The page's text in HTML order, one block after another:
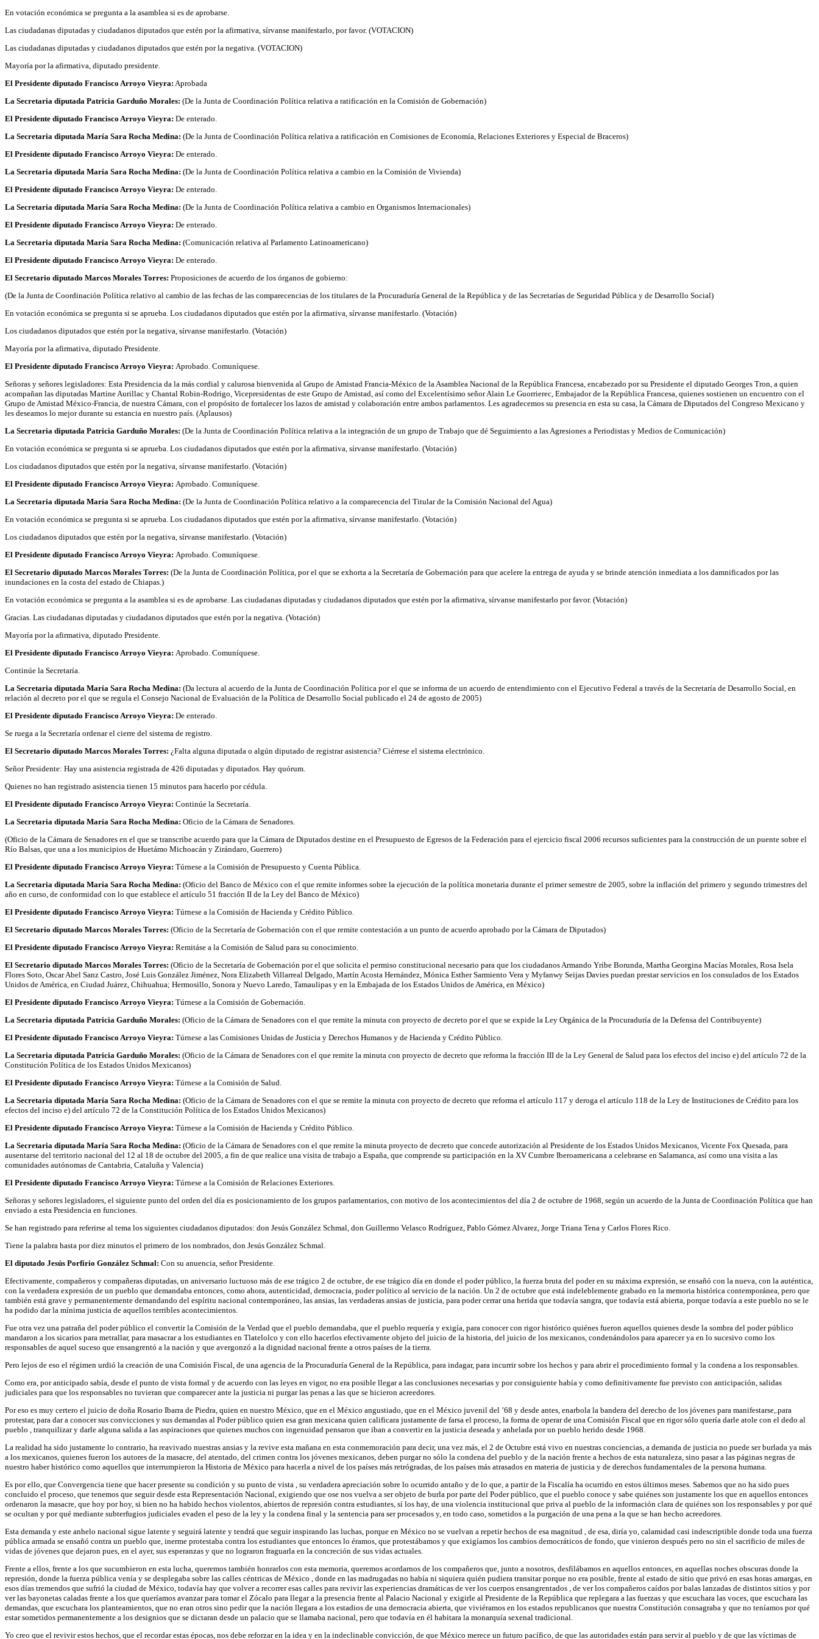
En votación económica se pregunta a la asamblea si es de aprobarse.
Las ciudadanas diputadas y ciudadanos diputados que estén por la afirmativa, sírvanse manifestarlo, por favor. (VOTACION)
Las ciudadanas diputadas y ciudadanos diputados que estén por la negativa. (VOTACION)
Mayoría por la afirmativa, diputado presidente.
El Presidente diputado Francisco Arroyo Vieyra: Aprobada
La Secretaria diputada Patricia Garduño Morales: (De la Junta de Coordinación Política relativa a ratificación en la Comisión de Gobernación)
El Presidente diputado Francisco Arroyo Vieyra: De enterado.
La Secretaria diputada María Sara Rocha Medina: (De la Junta de Coordinación Política relativa a ratificación en Comisiones de Economía, Relaciones Exteriores y Especial de Braceros)
El Presidente diputado Francisco Arroyo Vieyra: De enterado.
La Secretaria diputada María Sara Rocha Medina: (De la Junta de Coordinación Política relativa a cambio en la Comisión de Vivienda)
El Presidente diputado Francisco Arroyo Vieyra: De enterado.
La Secretaria diputada María Sara Rocha Medina: (De la Junta de Coordinación Política relativa a cambio en Organismos Internacionales)
El Presidente diputado Francisco Arroyo Vieyra: De enterado.
La Secretaria diputada María Sara Rocha Medina: (Comunicación relativa al Parlamento Latinoamericano)
El Presidente diputado Francisco Arroyo Vieyra: De enterado.
El Secretario diputado Marcos Morales Torres: Proposiciones de acuerdo de los órganos de gobierno:
(De la Junta de Coordinación Política relativo al cambio de las fechas de las comparecencias de los titulares de la Procuraduría General de la República y de las Secretarías de Seguridad Pública y de Desarrollo Social)
En votación económica se pregunta si se aprueba. Los ciudadanos diputados que estén por la afirmativa, sírvanse manifestarlo. (Votación)
Los ciudadanos diputados que estén por la negativa, sírvanse manifestarlo. (Votación)
Mayoría por la afirmativa, diputado Presidente.
El Presidente diputado Francisco Arroyo Vieyra: Aprobado. Comuníquese.
Señoras y señores legisladores: Esta Presidencia da la más cordial y calurosa bienvenida al Grupo de Amistad Francia-México de la Asamblea Nacional de la República Francesa, encabezado por su Presidente el diputado Georges Tron, a quien
acompañan las diputadas Martine Aurillac y Chantal Robin-Rodrigo, Vicepresidentas de este Grupo de Amistad, así como del Excelentísimo señor Alain Le Guorrierec, Embajador de la República Francesa, quienes sostienen un encuentro con el
Grupo de Amistad México-Francia, de nuestra Cámara, con el propósito de fortalecer los lazos de amistad y colaboración entre ambos parlamentos. Les agradecemos su presencia en esta su casa, la Cámara de Diputados del Congreso Mexicano y
les deseamos lo mejor durante su estancia en nuestro país. (Aplausos)
La Secretaria diputada Patricia Garduño Morales: (De la Junta de Coordinación Política relativa a la integración de un grupo de Trabajo que dé Seguimiento a las Agresiones a Periodistas y Medios de Comunicación)
En votación económica se pregunta si se aprueba. Los ciudadanos diputados que estén por la afirmativa, sírvanse manifestarlo. (Votación)
Los ciudadanos diputados que estén por la negativa, sírvanse manifestarlo. (Votación)
El Presidente diputado Francisco Arroyo Vieyra: Aprobado. Comuníquese.
La Secretaria diputada María Sara Rocha Medina: (De la Junta de Coordinación Política relativo a la comparecencia del Titular de la Comisión Nacional del Agua)
En votación económica se pregunta si se aprueba. Los ciudadanos diputados que estén por la afirmativa, sírvanse manifestarlo. (Votación)
Los ciudadanos diputados que estén por la negativa, sírvanse manifestarlo. (Votación)
El Presidente diputado Francisco Arroyo Vieyra: Aprobado. Comuníquese.
El Secretario diputado Marcos Morales Torres: (De la Junta de Coordinación Política, por el que se exhorta a la Secretaría de Gobernación para que acelere la entrega de ayuda y se brinde atención inmediata a los damnificados por las
inundaciones en la costa del estado de Chiapas.)
En votación económica se pregunta a la asamblea si es de aprobarse. Las ciudadanas diputadas y ciudadanos diputados que estén por la afirmativa, sírvanse manifestarlo por favor. (Votación)
Gracias. Las ciudadanas diputadas y ciudadanos diputados que estén por la negativa. (Votación)
Mayoría por la afirmativa, diputado Presidente.
El Presidente diputado Francisco Arroyo Vieyra: Aprobado. Comuníquese.
Continúe la Secretaría.
La Secretaria diputada María Sara Rocha Medina: (Da lectura al acuerdo de la Junta de Coordinación Política por el que se informa de un acuerdo de entendimiento con el Ejecutivo Federal a través de la Secretaría de Desarrollo Social, en
relación al decreto por el que se regula el Consejo Nacional de Evaluación de la Política de Desarrollo Social publicado el 24 de agosto de 2005)
El Presidente diputado Francisco Arroyo Vieyra: De enterado.
Se ruega a la Secretaría ordenar el cierre del sistema de registro.
El Secretario diputado Marcos Morales Torres: ¿Falta alguna diputada o algún diputado de registrar asistencia? Ciérrese el sistema electrónico.
Señor Presidente: Hay una asistencia registrada de 426 diputadas y diputados. Hay quórum.
Quienes no han registrado asistencia tienen 15 minutos para hacerlo por cédula.
El Presidente diputado Francisco Arroyo Vieyra: Continúe la Secretaría.
La Secretaria diputada María Sara Rocha Medina: Oficio de la Cámara de Senadores.
(Oficio de la Cámara de Senadores en el que se transcribe acuerdo para que la Cámara de Diputados destine en el Presupuesto de Egresos de la Federación para el ejercicio fiscal 2006 recursos suficientes para la construcción de un puente sobre el
Río Balsas, que una a los municipios de Huetámo Michoacán y Zirándaro, Guerrero)
El Presidente diputado Francisco Arroyo Vieyra: Túrnese a la Comisión de Presupuesto y Cuenta Pública.
La Secretaria diputada María Sara Rocha Medina: (Oficio del Banco de México con el que remite informes sobre la ejecución de la política monetaria durante el primer semestre de 2005, sobre la inflación del primero y segundo trimestres del
año en curso, de conformidad con lo que establece el artículo 51 fracción II de la Ley del Banco de México)
El Presidente diputado Francisco Arroyo Vieyra: Túrnese a la Comisión de Hacienda y Crédito Público.
El Secretario diputado Marcos Morales Torres: (Oficio de la Secretaría de Gobernación con el que remite contestación a un punto de acuerdo aprobado por la Cámara de Diputados)
El Presidente diputado Francisco Arroyo Vieyra: Remitáse a la Comisión de Salud para su conocimiento.
El Secretario diputado Marcos Morales Torres: (Oficio de la Secretaría de Gobernación por el que solicita el permiso constitucional necesario para que los ciudadanos Armando Yribe Borunda, Martha Georgina Macías Morales, Rosa Isela
Flores Soto, Oscar Abel Sanz Castro, José Luis González Jiménez, Nora Elizabeth Villarreal Delgado, Martín Acosta Hernández, Mónica Esther Sarmiento Vera y Myfanwy Seijas Davies puedan prestar servicios en los consulados de los Estados
Unidos de América, en Ciudad Juárez, Chihuahua; Hermosillo, Sonora y Nuevo Laredo, Tamaulipas y en la Embajada de los Estados Unidos de América, en México)
El Presidente diputado Francisco Arroyo Vieyra: Túrnese a la Comisión de Gobernación.
La Secretaria diputada Patricia Garduño Morales: (Oficio de la Cámara de Senadores con el que remite la minuta con proyecto de decreto por el que se expide la Ley Orgánica de la Procuraduría de la Defensa del Contribuyente)
El Presidente diputado Francisco Arroyo Vieyra: Túrnese a las Comisiones Unidas de Justicia y Derechos Humanos y de Hacienda y Crédito Público.
La Secretaria diputada Patricia Garduño Morales: (Oficio de la Cámara de Senadores con el que remite la minuta con proyecto de decreto que reforma la fracción III de la Ley General de Salud para los efectos del inciso e) del artículo 72 de la
Constitución Política de los Estados Unidos Mexicanos)
El Presidente diputado Francisco Arroyo Vieyra: Túrnese a la Comisión de Salud.
La Secretaria diputada María Sara Rocha Medina: (Oficio de la Cámara de Senadores con el que se remite la minuta con proyecto de decreto que reforma el artículo 117 y deroga el artículo 118 de la Ley de Instituciones de Crédito para los
efectos del inciso e) del artículo 72 de la Constitución Política de los Estados Unidos Mexicanos)
El Presidente diputado Francisco Arroyo Vieyra: Túrnese a la Comisión de Hacienda y Crédito Público.
La Secretaria diputada María Sara Rocha Medina: (Oficio de la Cámara de Senadores con el que remite la minuta proyecto de decreto que concede autorización al Presidente de los Estados Unidos Mexicanos, Vicente Fox Quesada, para
ausentarse del territorio nacional del 12 al 18 de octubre del 2005, a fin de que realice una visita de trabajo a España, que comprende su participación en la XV Cumbre Iberoamericana a celebrarse en Salamanca, así como una visita a las
comunidades autónomas de Cantabria, Cataluña y Valencia)
El Presidente diputado Francisco Arroyo Vieyra: Túrnese a la Comisión de Relaciones Exteriores.
Señoras y señores legisladores, el siguiente punto del orden del día es posicionamiento de los grupos parlamentarios, con motivo de los acontecimientos del día 2 de octubre de 1968, según un acuerdo de la Junta de Coordinación Política que han
enviado a esta Presidencia en funciones.
Se han registrado para referirse al tema los siguientes ciudadanos diputados: don Jesús González Schmal, don Guillermo Velasco Rodríguez, Pablo Gómez Alvarez, Jorge Triana Tena y Carlos Flores Rico.
Tiene la palabra hasta por diez minutos el primero de los nombrados, don Jesús González Schmal.
El diputado Jesús Porfirio González Schmal: Con su anuencia, señor Presidente.
Efectivamente, compañeros y compañeras diputadas, un aniversario luctuoso más de ese trágico 2 de octubre, de ese trágico día en donde el poder público, la fuerza bruta del poder en su máxima expresión, se ensañó con la nueva, con la auténtica,
con la verdadera expresión de un pueblo que demandaba entonces, como ahora, autenticidad, democracia, poder político al servicio de la nación. Un 2 de octubre que está indeleblemente grabado en la memoria histórica contemporánea, pero que
también está grave y permanentemente demandando del espíritu nacional contemporáneo, las ansias, las verdaderas ansias de justicia, para poder cerrar una herida que todavía sangra, que todavía está abierta, porque todavía a este pueblo no se le
ha podido dar la mínima justicia de aquellos terribles acontecimientos.
Fue otra vez una patraña del poder público el convertir la Comisión de la Verdad que el pueblo demandaba, que el pueblo requería y exigía, para conocer con rigor histórico quiénes fueron aquellos quienes desde la sombra del poder público
mandaron a los sicarios para metrallar, para masacrar a los estudiantes en Tlatelolco y con ello hacerlos efectivamente objeto del juicio de la historia, del juicio de los mexicanos, condenándolos para aparecer ya en lo sucesivo como los
responsables de aquel suceso que ensangrentó a la nación y que avergonzó a la dignidad nacional frente a otros países de la tierra.
Pero lejos de eso el régimen urdió la creación de una Comisión Fiscal, de una agencia de la Procuraduría General de la República, para indagar, para incurrir sobre los hechos y para abrir el procedimiento formal y la condena a los responsables.
Como era, por anticipado sabía, desde el punto de vista formal y de acuerdo con las leyes en vigor, no era posible llegar a las conclusiones necesarias y por consiguiente había y como definitivamente fue previsto con anticipación, salidas
judiciales para que los responsables no tuvieran que comparecer ante la justicia ni purgar las penas a las que se hicieron acreedores.
Por eso es muy certero el juicio de doña Rosario Ibarra de Piedra, quien en nuestro México, que en el México angustiado, que en el México juvenil del ’68 y desde antes, enarbola la bandera del derecho de los jóvenes para manifestarse,.para
protestar, para dar a conocer sus convicciones y sus demandas al Poder público quien esa gran mexicana quien calificara justamente de farsa el proceso, la forma de operar de una Comisión Fiscal que en rigor sólo quería darle atole con el dedo al
pueblo , tranquilizar y darle alguna salida a las aspiraciones que quienes muchos con ingenuidad pensaron que iban a convertir en la justicia deseada y anhelada por un pueblo herido desde 1968.
La realidad ha sido justamente lo contrario, ha reavivado nuestras ansias y la revive esta mañana en esta conmemoración para decir, una vez más, el 2 de Octubre está vivo en nuestras conciencias, a demanda de justicia no puede ser burlada ya más
a los mexicanos, quienes fueron los autores de la masacre, del atentado, del crimen contra los jóvenes mexicanos, deben purgar no sólo la condena del pueblo y de la nación frente a hechos de esta naturaleza, sino pasar a las páginas negras de
nuestro haber histórico como aquellos que interrumpieron la Historia de México para hacerla a nivel de los países más retrógradas, de los países más atrasados en materia de justicia y de derechos fundamentales de la persona humana.
Es por ello, que Convergencia tiene que hacer presente su condición y su punto de vista , su verdadera apreciación sobre lo ocurrido antaño y de lo que, a partir de la Fiscalía ha ocurrido en estos últimos meses. Sabemos que no ha sido pues
concluido el proceso, que tenemos que seguir desde esta Representación Nacional, exigiendo que ose nos vuelva a ser objeto de burla por parte del Poder público, que el pueblo conoce y sabe quiénes son justamente los que en aquellos entonces
ordenaron la masacre, que hoy por hoy, si bien no ha habido hechos violentos, abiertos de represión contra estudiantes, sí los hay, de una violencia institucional que priva al pueblo de la información clara de quiénes son los responsables y por qué
se ocultan y por qué mediante subterfugios judiciales evaden el peso de la ley y la condena final y la sentencia para ser procesados y, en todo caso, sometidos a la purgación de una pena a la que se han hecho acreedores.
Esta demanda y este anhelo nacional sigue latente y seguirá latente y tendrá que seguir inspirando las luchas, porque en México no se vuelvan a repetir hechos de esa magnitud , de esa, diría yo, calamidad casi indescriptible donde toda una fuerza
pública armada se ensañó contra un pueblo que, inerme protestaba contra los estudiantes que entonces lo éramos, que protestábamos y que exigíamos los cambios democráticos de fondo, que vinieron después pero no sin el sacrificio de miles de
vidas de jóvenes que dejaron pues, en el ayer, sus esperanzas y que no lograron fraguarla en la concreción de sus vidas actuales.
Frente a ellos, frente a los que sucumbieron en esta lucha, queremos también honrarlos con esta memoria, queremos acordarnos de los compañeros que, junto a nosotros, desfilábamos en aquellos entonces, en aquellas noches obscuras donde la
represión, donde la fuerza pública venía y se desplegaba sobre las calles céntricas de México , donde en las madrugadas no había ni siquiera quién pudiera transitar porque no era posible, frente al estado de sitio que privó en esas horas amargas, en
esos días tremendos que sufrió la ciudad de México, todavía hay que volver a recorrer esas calles para revivir las experiencias dramáticas de ver los cuerpos ensangrentados , de ver los compañeros caídos por balas lanzadas de distintos sitios y por
ver las bayonetas caladas frente a los que queríamos avanzar para tomar el Zócalo para llegar a la presencia frente al Palacio Nacional y exigirle al Presidente de la República que replegara a las fuerzas y que escuchara las voces, que escuchara las
demandas, que escuchara los planteamientos, que no eran otros sino pedir que la nación llegara a los estadios de una democracia abierta, que viviéramos en los estados republicanos que nuestra Constitución consagraba y que no teníamos por qué
estar sometidos permanentemente a los designios que se dictaran desde un palacio que se llamaba nacional, pero que todavía en él habitara la monarquía sexenal tradicional.
Yo creo que el revivir estos hechos, que el recordar estas épocas, nos debe reforzar en la idea y en la indeclinable convicción, de que México merece un futuro pacífico, de que las autoridades están para servir al pueblo y de que las víctimas de